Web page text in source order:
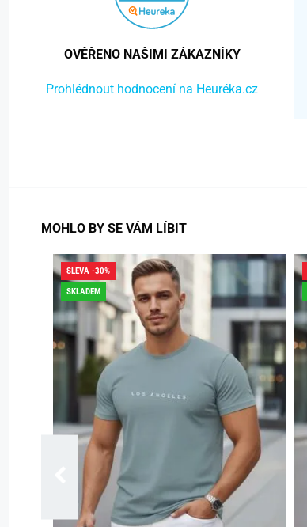
OVĚŘENO NAŠIMI ZÁKAZNÍKY
Prohlédnout hodnocení na Heuréka.cz
MOHLO BY SE VÁM LÍBIT
SLEVA -30%
SKLADEM